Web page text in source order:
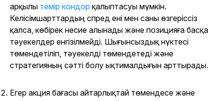
арқылы темір кондор қалыптасуы мүмкін.
Келісімшарттардың спред ені мен саны өзгеріссіз
қалса, көбірек несие алынады және позицияға басқа
тәуекелдер енгізілмейді. Шығынсыздық нүктесі
төмендетіліп, тәуекелді төмендетеді және
стратегияның сәтті болу ықтималдығын арттырады.
Егер акция бағасы айтарлықтай төмендесе және